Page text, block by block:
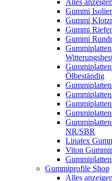
Alles
Gummi
Gummi
Gummi
Gummi
Ölbeständig
NR/SBR
Linatex
Viton
Gummiprofile Shop
Alles